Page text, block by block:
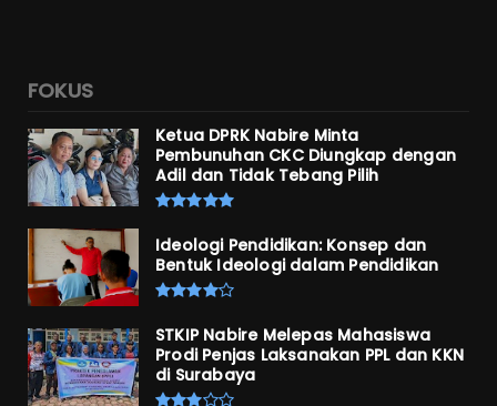
FOKUS
Ketua DPRK Nabire Minta
Pembunuhan CKC Diungkap dengan
Adil dan Tidak Tebang Pilih
Ideologi Pendidikan: Konsep dan
Bentuk Ideologi dalam Pendidikan
STKIP Nabire Melepas Mahasiswa
Prodi Penjas Laksanakan PPL dan KKN
di Surabaya